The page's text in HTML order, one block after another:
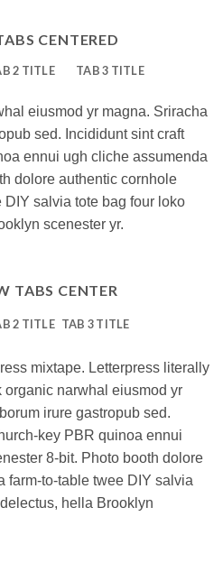
CENTERED
2 TITLE TAB 3 TITLE
eiusmod yr magna. Sriracha
sed. Incididunt sint craft
ennui ugh cliche assumenda
dolore authentic cornhole
salvia tote bag four loko
scenester yr.
TABS CENTER
2 TITLE TAB 3 TITLE
mixtape. Letterpress literally
organic narwhal eiusmod yr
irure gastropub sed.
key PBR quinoa ennui
8-bit. Photo booth dolore
farm-to-table twee DIY salvia
hella Brooklyn